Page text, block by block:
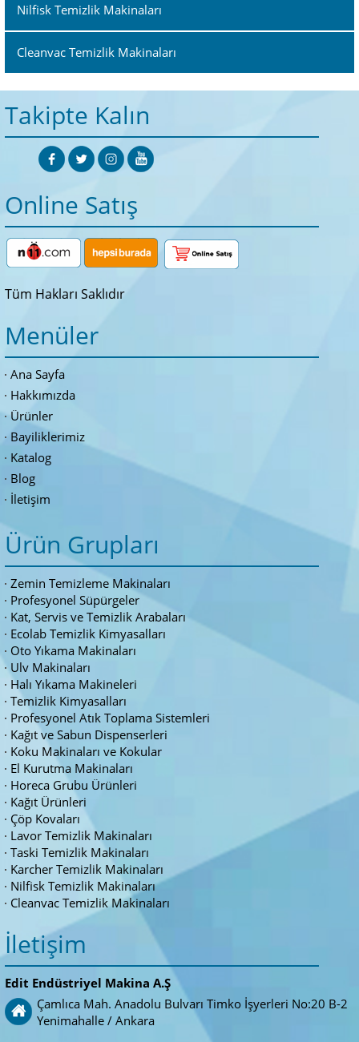
Nilfisk Temizlik Makinaları
Cleanvac Temizlik Makinaları
Takipte Kalın
Online Satış
Tüm Hakları Saklıdır
Menüler
Ana Sayfa
Hakkımızda
Ürünler
Bayiliklerimiz
Katalog
Blog
İletişim
Ürün Grupları
Zemin Temizleme Makinaları
Profesyonel Süpürgeler
Kat, Servis ve Temizlik Arabaları
Ecolab Temizlik Kimyasalları
Oto Yıkama Makinaları
Ulv Makinaları
Halı Yıkama Makineleri
Temizlik Kimyasalları
Profesyonel Atık Toplama Sistemleri
Kağıt ve Sabun Dispenserleri
Koku Makinaları ve Kokular
El Kurutma Makinaları
Horeca Grubu Ürünleri
Kağıt Ürünleri
Çöp Kovaları
Lavor Temizlik Makinaları
Taski Temizlik Makinaları
Karcher Temizlik Makinaları
Nilfisk Temizlik Makinaları
Cleanvac Temizlik Makinaları
İletişim
Edit Endüstriyel Makina A.Ş
Çamlıca Mah. Anadolu Bulvarı Timko İşyerleri No:20 B-2
Yenimahalle / Ankara